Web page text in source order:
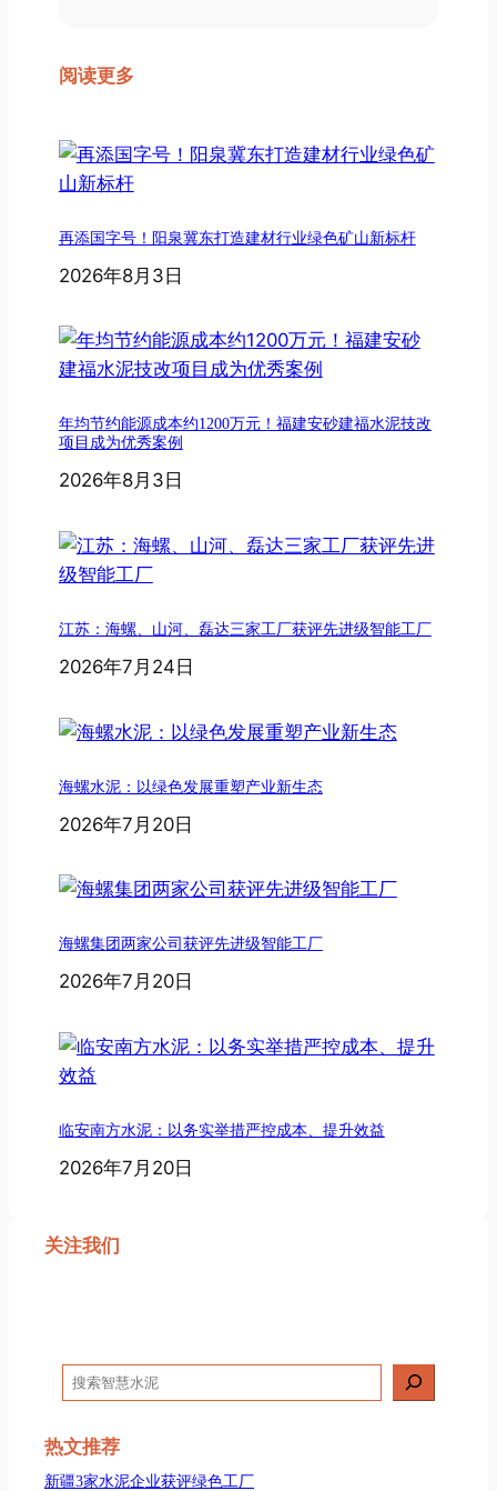
阅读更多
再添国字号！阳泉冀东打造建材行业绿色矿山新标杆
2026年8月3日
年均节约能源成本约1200万元！福建安砂建福水泥技改
项目成为优秀案例
2026年8月3日
江苏：海螺、山河、磊达三家工厂获评先进级智能工厂
2026年7月24日
海螺水泥：以绿色发展重塑产业新生态
2026年7月20日
海螺集团两家公司获评先进级智能工厂
2026年7月20日
临安南方水泥：以务实举措严控成本、提升效益
2026年7月20日
关注我们
搜
索
热文推荐
新疆3家水泥企业获评绿色工厂